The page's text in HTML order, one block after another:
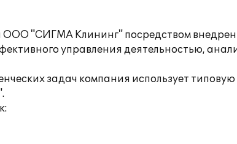
ООО "СИГМА Клининг" посредством
управления деятельностью,
задач компания использует